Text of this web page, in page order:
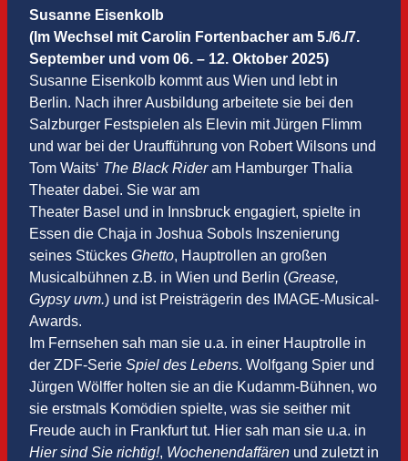
Susanne Eisenkolb
(Im Wechsel mit Carolin Fortenbacher am 5./6./7.
September und vom 06. – 12. Oktober 2025)
Susanne Eisenkolb kommt aus Wien und lebt in
Berlin. Nach ihrer Ausbildung arbeitete sie bei den
Salzburger Festspielen als Elevin mit Jürgen Flimm
und war bei der Uraufführung von Robert Wilsons und
Tom Waits‘ The Black Rideram Hamburger Thalia
Theater dabei. Sie war am
Theater Basel und in Innsbruck engagiert, spielte in
Essen die Chaja in Joshua Sobols Inszenierung
seines Stückes Ghetto, Hauptrollen an großen
Musicalbühnen z.B. in Wien und Berlin (Grease,
Gypsy uvm.) und ist Preisträgerin des IMAGE-Musical-
Awards.
Im Fernsehen sah man sie u.a. in einer Hauptrolle in
der ZDF-Serie Spiel des Lebens. Wolfgang Spier und
Jürgen Wölffer holten sie an die Kudamm-Bühnen, wo
sie erstmals Komödien spielte, was sie seither mit
Freude auch in Frankfurt tut. Hier sah man sie u.a. in
Hier sind Sie richtig!, Wochenendaffären und zuletzt in